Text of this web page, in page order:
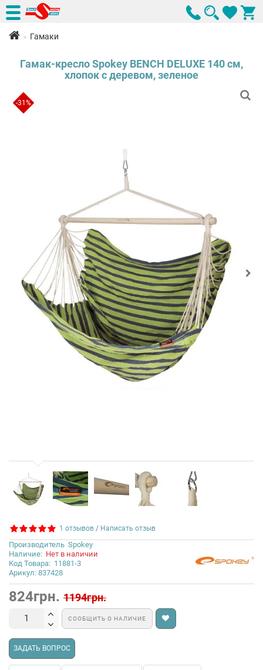
Гамаки
Гамак-кресло Spokey BENCH DELUXE 140 см,
хлопок с деревом, зеленое
-31%
1 отзывов / Написать отзыв
Производитель Spokey
Наличие: Нет в наличии
Код Товара: 11881-3
Арикул: 837428
824грн. 1194грн.
СООБЩИТЬ О НАЛИЧИЕ
ЗАДАТЬ ВОПРОС